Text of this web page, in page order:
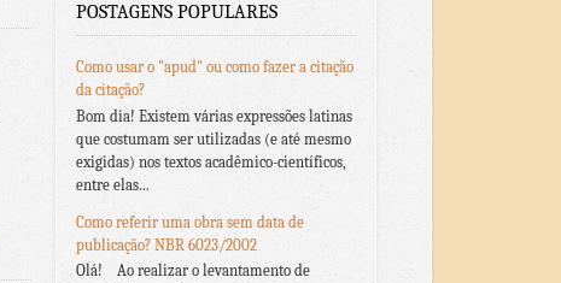
POSTAGENS POPULARES
Como usar o "apud" ou como fazer a citação
da citação?
Bom dia! Existem várias expressões latinas
que costumam ser utilizadas (e até mesmo
exigidas) nos textos acadêmico-científicos,
entre elas...
Como referir uma obra sem data de
publicação? NBR 6023/2002
Olá! Ao realizar o levantamento de